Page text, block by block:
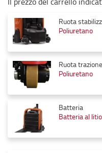
Ruota
Poliuretano
Ruota trazione
Poliuretano
Batteria
Batteria al